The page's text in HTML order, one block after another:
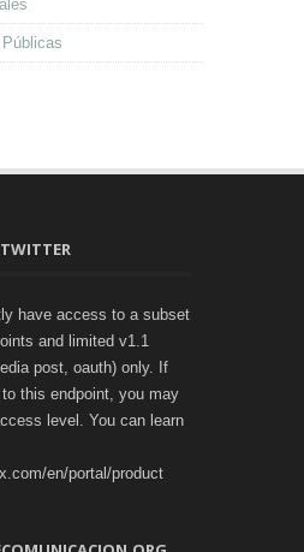
TWITTER
have access to a subset
and limited v1.1
post, oauth) only. If
this endpoint, you may
level. You can learn
en/portal/product